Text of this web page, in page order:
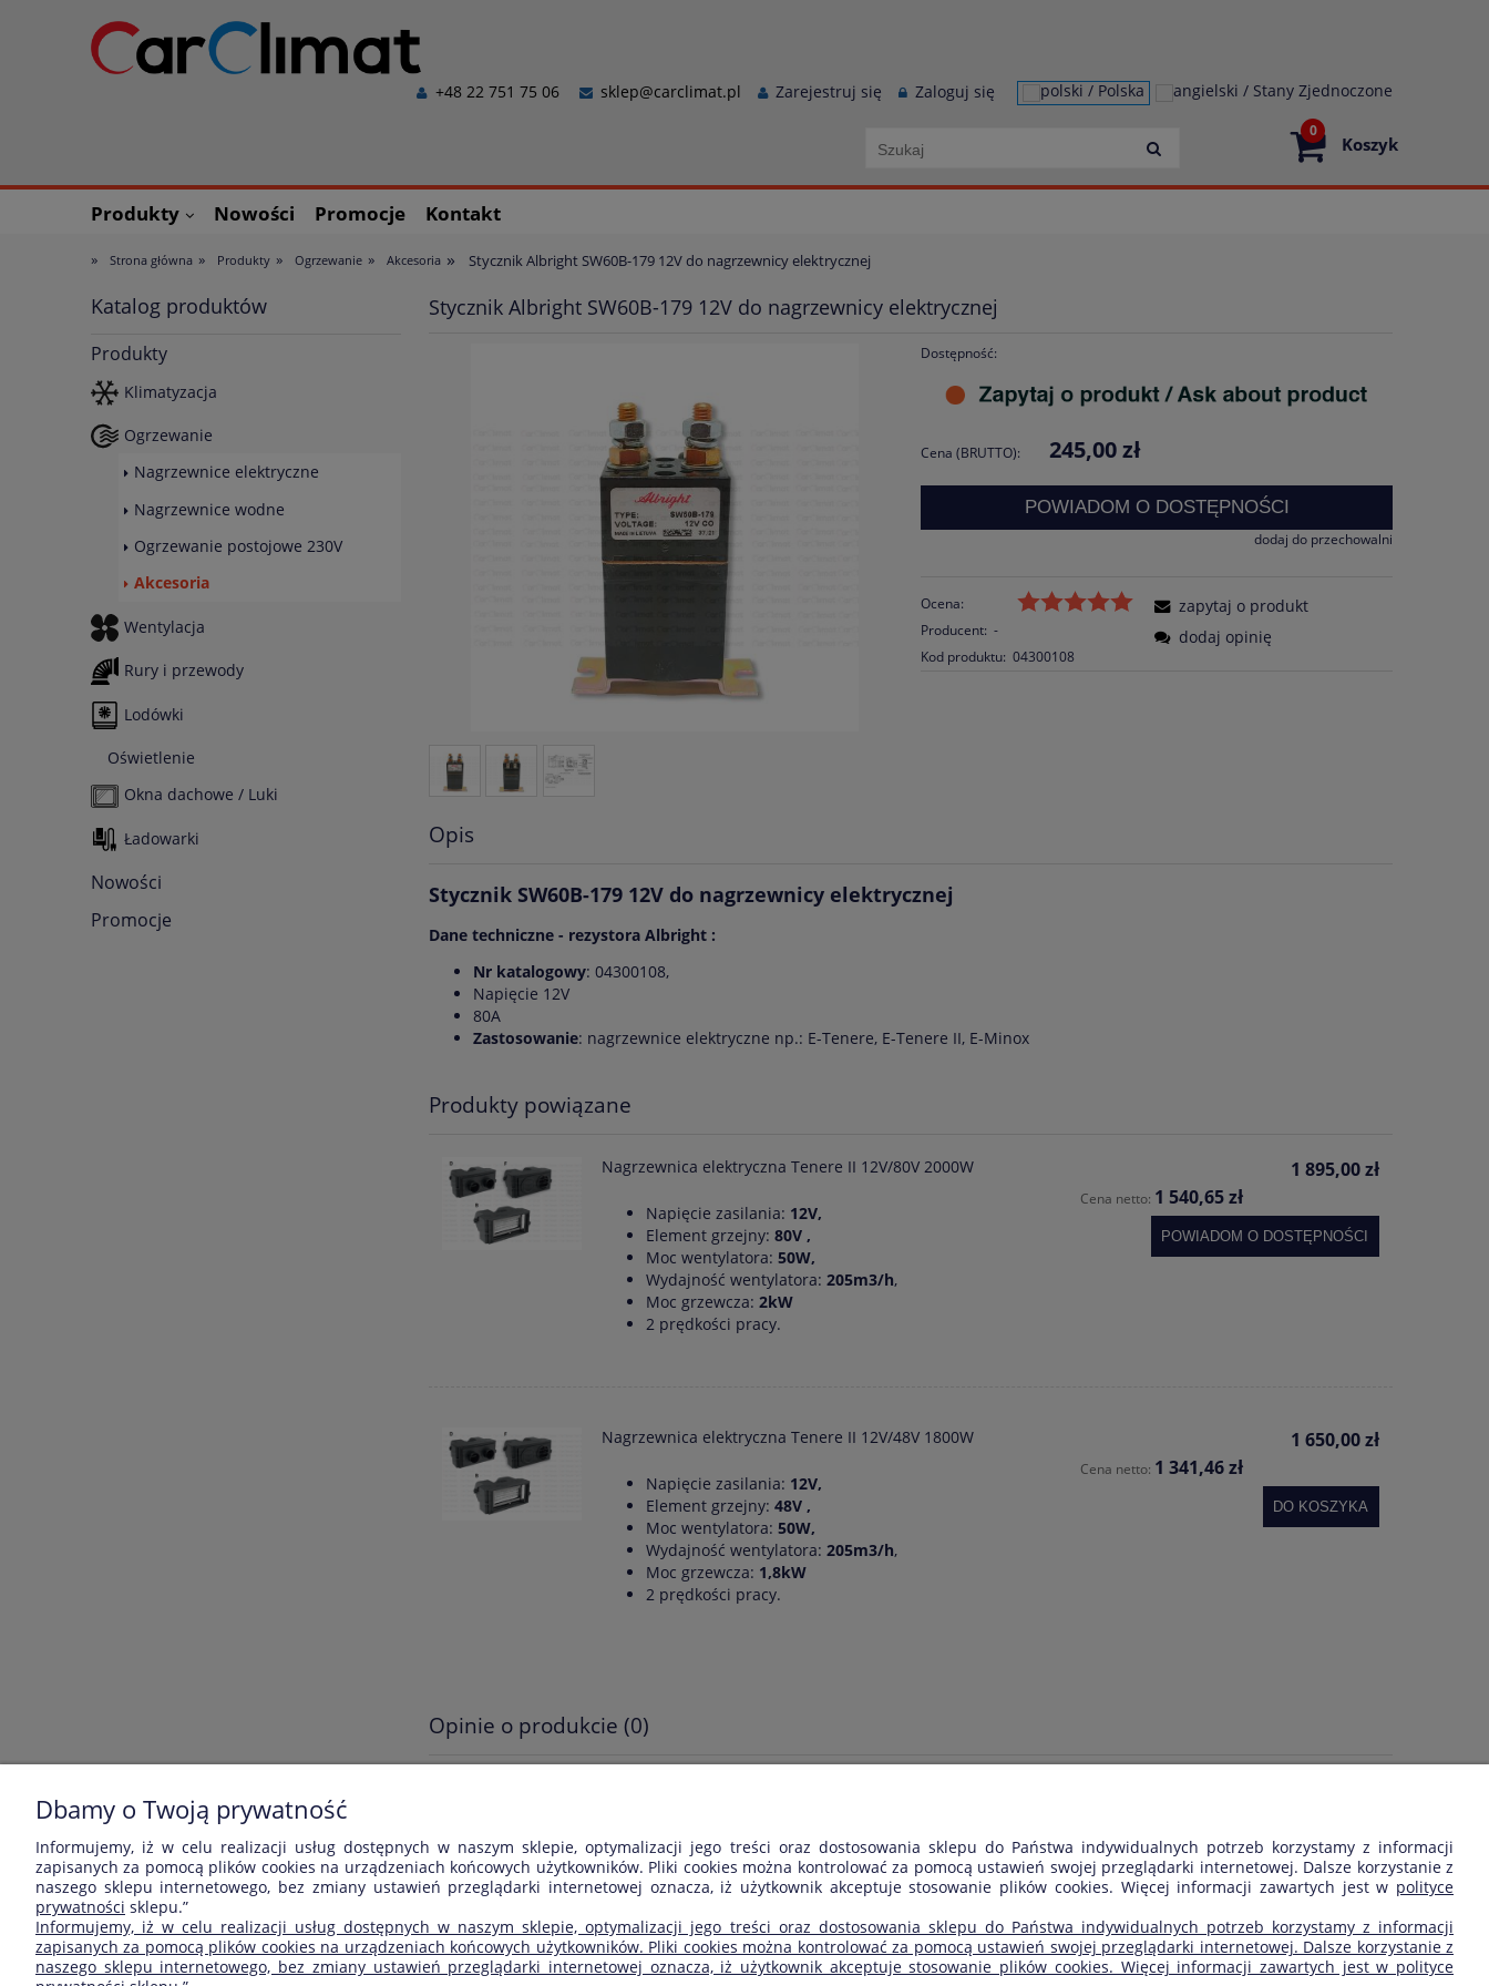
Zarejestruj się Zaloguj się
+48 22 751 75 06 sklep@carclimat.pl
Koszyk
0
Produkty Nowości Promocje Kontakt
» Strona główna » Produkty » Ogrzewanie » Akcesoria » Stycznik Albright SW60B-179 12V do nagrzewnicy elektrycznej
Katalog produktów
Produkty
Klimatyzacja
Ogrzewanie
Nagrzewnice elektryczne
Nagrzewnice wodne
Ogrzewanie postojowe 230V
Akcesoria
Wentylacja
Rury i przewody
Lodówki
Oświetlenie
Okna dachowe / Luki
Ładowarki
Nowości
Promocje
Stycznik Albright SW60B-179 12V do nagrzewnicy elektrycznej
Dostępność:
Cena (BRUTTO): 245,00 zł
POWIADOM O DOSTĘPNOŚCI
dodaj do przechowalni
Ocena:
Producent: -
Kod produktu: 04300108
zapytaj o produkt
dodaj opinię
Opis
Stycznik SW60B-179 12V do nagrzewnicy elektrycznej
Dane techniczne - rezystora Albright :
Nr katalogowy: 04300108,
Napięcie 12V
80A
Zastosowanie: nagrzewnice elektryczne np.: E-Tenere, E-Tenere II, E-Minox
Produkty powiązane
Nagrzewnica elektryczna Tenere II 12V/80V 2000W
Napięcie zasilania: 12V,
Element grzejny: 80V ,
Moc wentylatora: 50W,
Wydajność wentylatora: 205m3/h,
Moc grzewcza: 2kW
2 prędkości pracy.
1 895,00 zł
Cena netto: 1 540,65 zł
POWIADOM O DOSTĘPNOŚCI
Nagrzewnica elektryczna Tenere II 12V/48V 1800W
Napięcie zasilania: 12V,
Element grzejny: 48V ,
Moc wentylatora: 50W,
Wydajność wentylatora: 205m3/h,
Moc grzewcza: 1,8kW
2 prędkości pracy.
1 650,00 zł
Cena netto: 1 341,46 zł
DO KOSZYKA
Opinie o produkcie (0)
ZAKUPY
Czas realizacji zamówienia
Formy płatności
POMOC
Jak kupować?
Częste pytania
MOJE KONTO
Logowanie
Moje zamówienia
INFORMACJE
O nas
Kontakt
SKLEP FIRMY:
Dbamy o Twoją prywatność
Informujemy, iż w celu realizacji usług dostępnych w naszym sklepie, optymalizacji jego treści oraz dostosowania sklepu do Państwa indywidualnych potrzeb korzystamy z informacji
zapisanych za pomocą plików cookies na urządzeniach końcowych użytkowników. Pliki cookies można kontrolować za pomocą ustawień swojej przeglądarki internetowej. Dalsze korzystanie z
naszego sklepu internetowego, bez zmiany ustawień przeglądarki internetowej oznacza, iż użytkownik akceptuje stosowanie plików cookies. Więcej informacji zawartych jest w polityce
prywatności sklepu.”
Informujemy, iż w celu realizacji usług dostępnych w naszym sklepie, optymalizacji jego treści oraz dostosowania sklepu do Państwa indywidualnych potrzeb korzystamy z informacji
zapisanych za pomocą plików cookies na urządzeniach końcowych użytkowników. Pliki cookies można kontrolować za pomocą ustawień swojej przeglądarki internetowej. Dalsze korzystanie z
naszego sklepu internetowego, bez zmiany ustawień przeglądarki internetowej oznacza, iż użytkownik akceptuje stosowanie plików cookies. Więcej informacji zawartych jest w polityce